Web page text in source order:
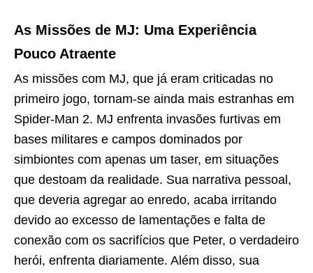
As Missões de MJ: Uma Experiência
Pouco Atraente
As missões com MJ, que já eram criticadas no
primeiro jogo, tornam-se ainda mais estranhas em
Spider-Man 2. MJ enfrenta invasões furtivas em
bases militares e campos dominados por
simbiontes com apenas um taser, em situações
que destoam da realidade. Sua narrativa pessoal,
que deveria agregar ao enredo, acaba irritando
devido ao excesso de lamentações e falta de
conexão com os sacrifícios que Peter, o verdadeiro
herói, enfrenta diariamente. Além disso, sua